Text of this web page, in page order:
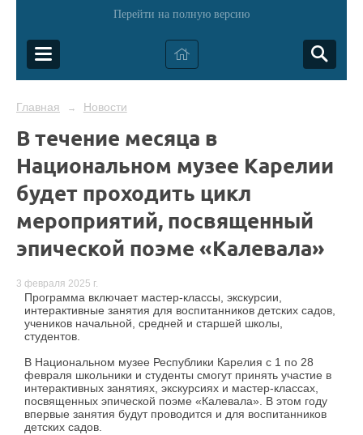
Перейти на полную версию
Главная → Новости
В течение месяца в
Национальном музее Карелии
будет проходить цикл
мероприятий, посвященный
эпической поэме «Калевала»
3 февраля 2025 г.
Программа включает мастер-классы, экскурсии,
интерактивные занятия для воспитанников детских садов,
учеников начальной, средней и старшей школы,
студентов.
В Национальном музее Республики Карелия с 1 по 28
февраля школьники и студенты смогут принять участие в
интерактивных занятиях, экскурсиях и мастер-классах,
посвященных эпической поэме «Калевала». В этом году
впервые занятия будут проводится и для воспитанников
детских садов.